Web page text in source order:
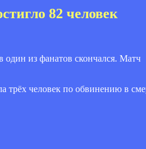
82 человек
из фанатов скончался. Матч
трёх человек по обвинению в